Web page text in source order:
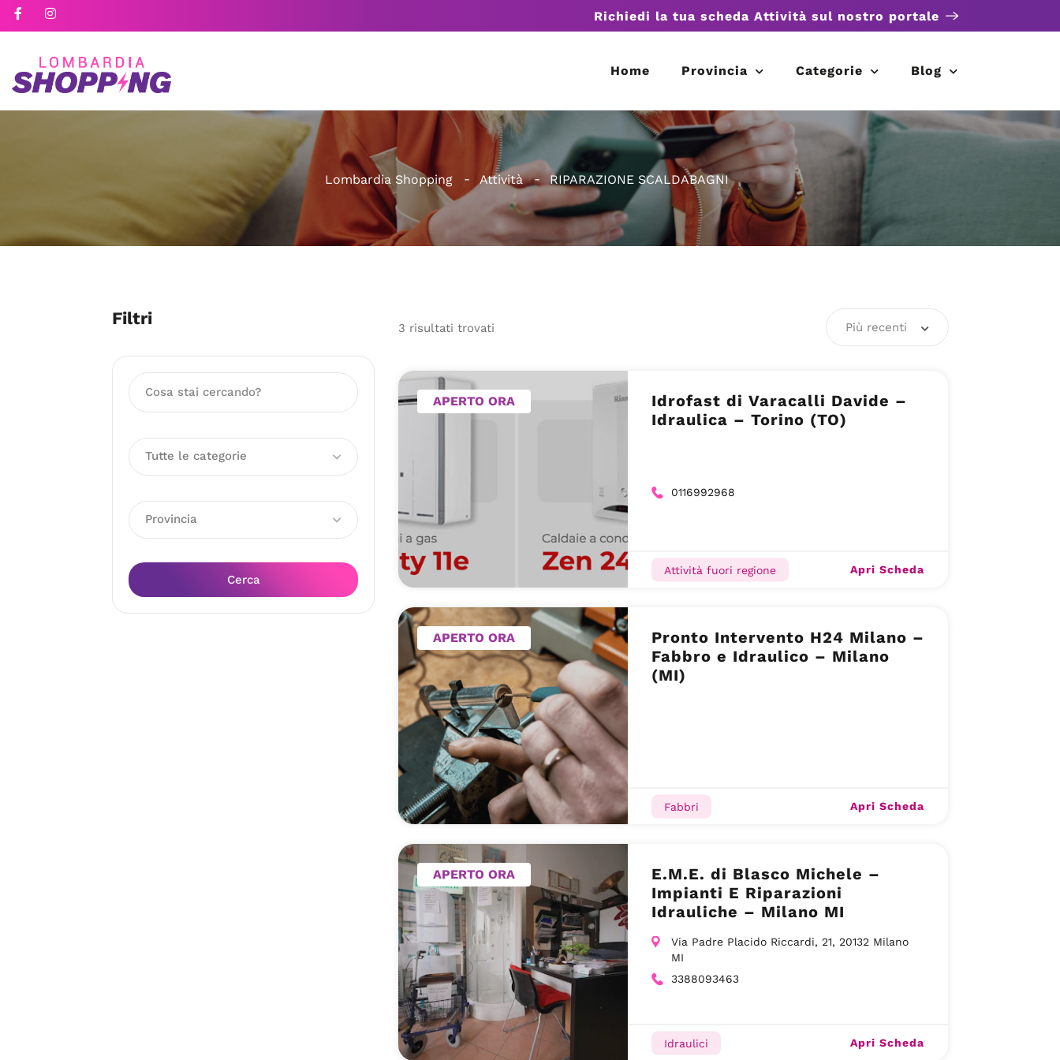
Richiedi la tua scheda Attività sul nostro portale
Home Provincia Categorie Blog
Lombardia Shopping Attività RIPARAZIONE SCALDABAGNI
Filtri
Tutte le categorie
Provincia
Cerca
3 risultati trovati Più recenti
APERTO ORA
Idrofast di Varacalli Davide –
Idraulica – Torino (TO)
0116992968
Attività fuori regione Apri Scheda
APERTO ORA
Pronto Intervento H24 Milano –
Fabbro e Idraulico – Milano
(MI)
Fabbri Apri Scheda
APERTO ORA
E.M.E. di Blasco Michele –
Impianti E Riparazioni
Idrauliche – Milano MI
Via Padre Placido Riccardi, 21, 20132 Milano
MI
3388093463
Idraulici Apri Scheda